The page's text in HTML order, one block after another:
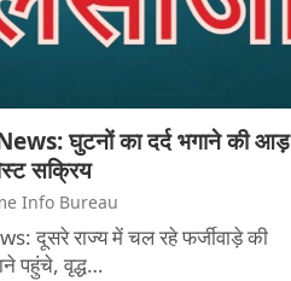
घुटनों का दर्द भगाने की आड़
सक्रिय
Info Bureau
दूसरे राज्य में चल रहे फर्जीवाड़े की
पहुंचे, वृद्ध…